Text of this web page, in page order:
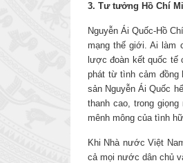
3. Tư tưởng Hồ Chí
Nguyễn Ái Quốc-Hồ
mạng thế giới. Ai làm
lược đoàn kết quốc tế
phát từ tình cảm đồng
sản Nguyễn Ái Quốc
thanh cao, trong
mênh mông của tình
Khi Nhà nước Việt
cả mọi nước dân chủ